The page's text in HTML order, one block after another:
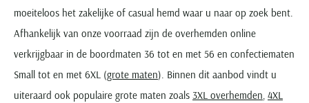
moeiteloos het zakelijke of casual hemd waar u naar op zoek bent.
Afhankelijk van onze voorraad zijn de overhemden online
verkrijgbaar in de boordmaten 36 tot en met 56 en confectiematen
Small tot en met 6XL (grote maten). Binnen dit aanbod vindt u
uiteraard ook populaire grote maten zoals 3XL overhemden, 4XL